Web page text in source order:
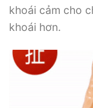
khoái cảm cho
khoái hơn.